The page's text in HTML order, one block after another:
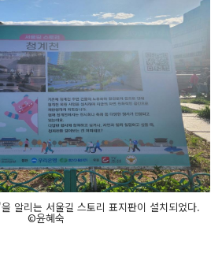
알리는 서울길 스토리 표지판이 설치되었다.
©윤혜숙